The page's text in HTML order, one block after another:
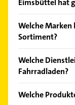
Empfehlungen.
Bitte beachten
Feiertagen
Welche Marken
Sortiment?
Kettler, Koga:
Welche
Fahrradladen?
Welche